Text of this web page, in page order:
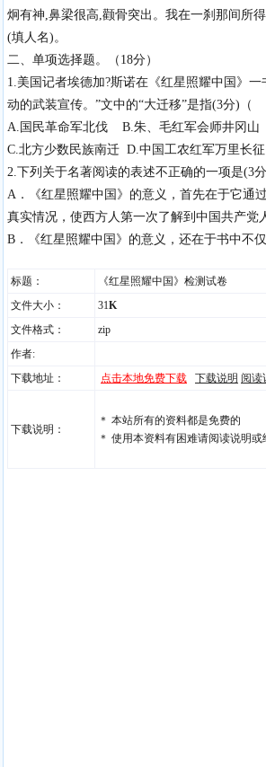
炯有神,鼻梁很高,颧骨突出。我在一刹那间所
(填人名)。
二、单项选择题。（18分）
1.美国记者埃德加?斯诺在《红星照耀中国》
动的武装宣传。”文中的“大迁移”是指(3分)
A.国民革命军北伐 B.朱、毛红军会师井冈山
C.北方少数民族南迁 D.中国工农红军万里长征
2.下列关于名著阅读的表述不正确的一项
A．《红星照耀中国》的意义，首先在于它通
真实情况，使西方人第一次了解到中国共产党
B．《红星照耀中国》的意义，还在于书中不
标题：
《红星照耀中国》检测试卷
文件大小：
31K
文件格式：
zip
作者:
下载地址：
点击本地免费下载 下载说明 阅读
下载说明：
＊ 本站所有的资料都是免费的
＊ 使用本资料有困难请阅读说明或